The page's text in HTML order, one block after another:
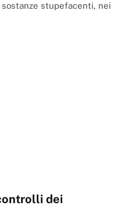
stupefacenti, nei
dei